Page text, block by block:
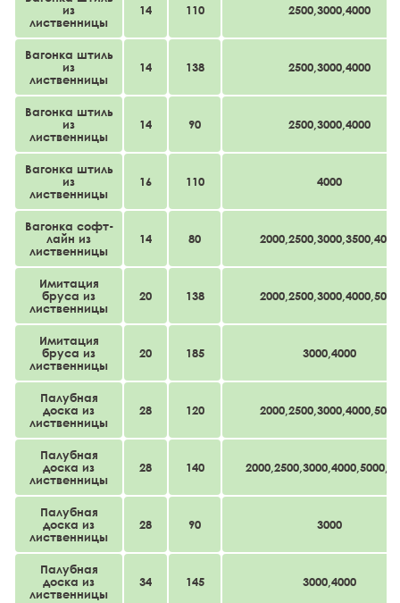
из
лиственницы
14 110 2500,3000,4000
Вагонка штиль
из
лиственницы
14 138 2500,3000,4000
Вагонка штиль
из
лиственницы
14 90 2500,3000,4000
Вагонка штиль
из
лиственницы
16 110 4000
Вагонка cофт-
лайн из
лиственницы
14 80 2000,2500,3000,3500,4000
Имитация
бруса из
лиственницы
20 138 2000,2500,3000,4000,5000
Имитация
бруса из
лиственницы
20 185 3000,4000
Палубная
доска из
лиственницы
28 120 2000,2500,3000,4000,5000
Палубная
доска из
лиственницы
28 140
Палубная
доска из
лиственницы
28 90 3000
Палубная
доска из
лиственницы
34 145 3000,4000